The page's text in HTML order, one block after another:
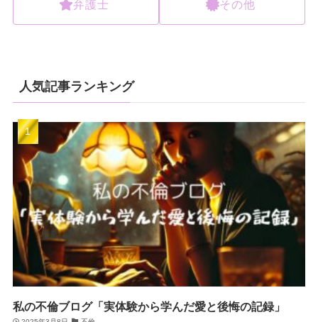
弁護士 その他
人気記事ランキング
私の不倫ブログ「実体験から学んだ愛と後悔の記録」